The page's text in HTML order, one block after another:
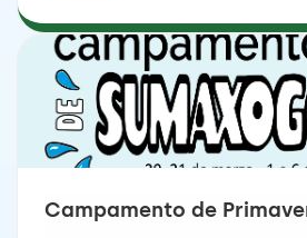
Campamento de